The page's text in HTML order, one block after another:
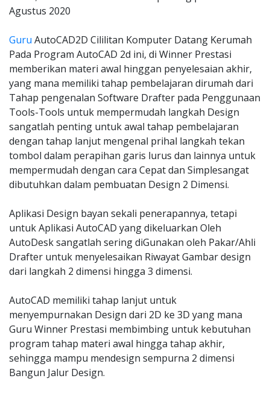
Agustus 2020
Guru AutoCAD2D Cililitan Komputer Datang Kerumah
Pada Program AutoCAD 2d ini, di Winner Prestasi
memberikan materi awal hinggan penyelesaian akhir,
yang mana memiliki tahap pembelajaran dirumah dari
Tahap pengenalan Software Drafter pada Penggunaan
Tools-Tools untuk mempermudah langkah Design
sangatlah penting untuk awal tahap pembelajaran
dengan tahap lanjut mengenal prihal langkah tekan
tombol dalam perapihan garis lurus dan lainnya untuk
mempermudah dengan cara Cepat dan Simplesangat
dibutuhkan dalam pembuatan Design 2 Dimensi.
Aplikasi Design bayan sekali penerapannya, tetapi
untuk Aplikasi AutoCAD yang dikeluarkan Oleh
AutoDesk sangatlah sering diGunakan oleh Pakar/Ahli
Drafter untuk menyelesaikan Riwayat Gambar design
dari langkah 2 dimensi hingga 3 dimensi.
AutoCAD memiliki tahap lanjut untuk
menyempurnakan Design dari 2D ke 3D yang mana
Guru Winner Prestasi membimbing untuk kebutuhan
program tahap materi awal hingga tahap akhir,
sehingga mampu mendesign sempurna 2 dimensi
Bangun Jalur Design.